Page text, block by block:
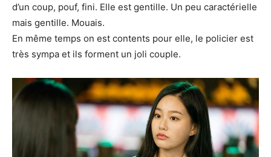
d’un coup, pouf, fini. Elle est gentille. Un peu caractérielle
mais gentille. Mouais.
En même temps on est contents pour elle, le policier est
très sympa et ils forment un joli couple.